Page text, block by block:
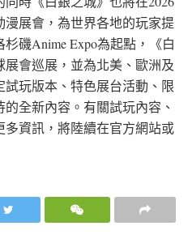
展會，為世界各地的玩家提
磯Anime Expo為起點，《白
會巡展，並為北美、歐洲及
玩版本、特色展台活動、限
全新內容。有關試玩內容、
資訊，將陸續在官方網站或